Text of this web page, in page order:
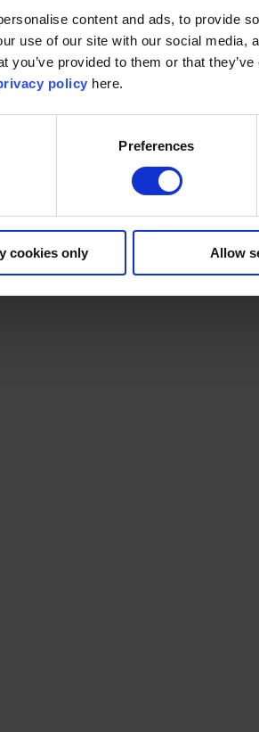
content and ads, to provide
use of our site with our social
you’ve provided to them or that
policy here.
Preferences
cookies only Allow